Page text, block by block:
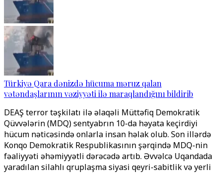
Türkiyə Qara dənizdə hücuma məruz qalan
vətəndaşlarının vəziyyəti ilə maraqlandığını bildirib
DEAŞ terror təşkilatı ilə əlaqəli Müttəfiq Demokratik
Qüvvələrin (MDQ) sentyabrın 10-da həyata keçirdiyi
hücum nəticəsində onlarla insan həlak olub. Son illərdə
Konqo Demokratik Respublikasının şərqində MDQ-nin
fəaliyyəti əhəmiyyətli dərəcədə artıb. Əvvəlcə Uqandada
yaradılan silahlı qruplaşma siyasi qeyri-sabitlik və yerli